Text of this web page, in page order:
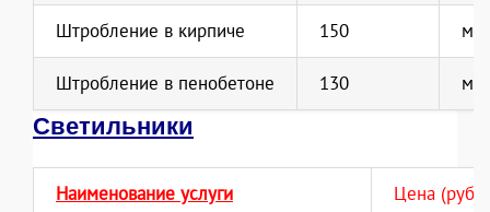
Штробление в кирпиче 150
Штробление в пенобетоне 130
Светильники
Наименование услуги Цена (руб.)*